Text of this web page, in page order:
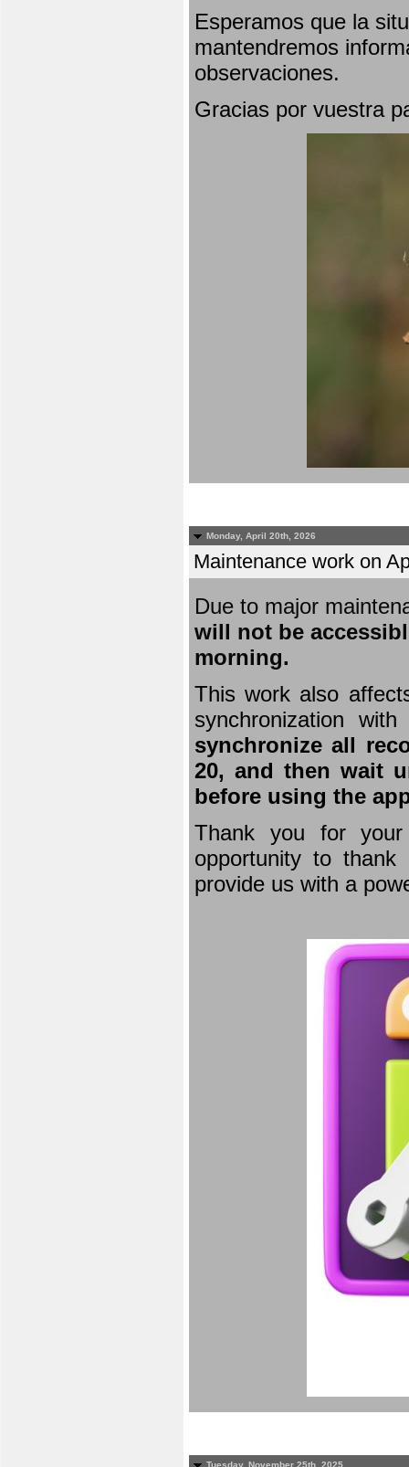
Esperamos que la
mantendremos
observaciones.
Gracias por vuestra
Monday, April 20th, 2026
Maintenance work on
Due to major
will not be
morning.
This work also
synchronization
synchronize all
20, and then wait
before using the
Thank you for
opportunity to
provide us with a
Tuesday, November 25th, 2025